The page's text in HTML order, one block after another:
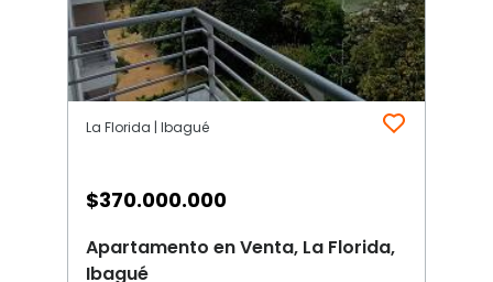
La Florida | Ibagué
$370.000.000
Apartamento en Venta, La Florida,
Ibagué